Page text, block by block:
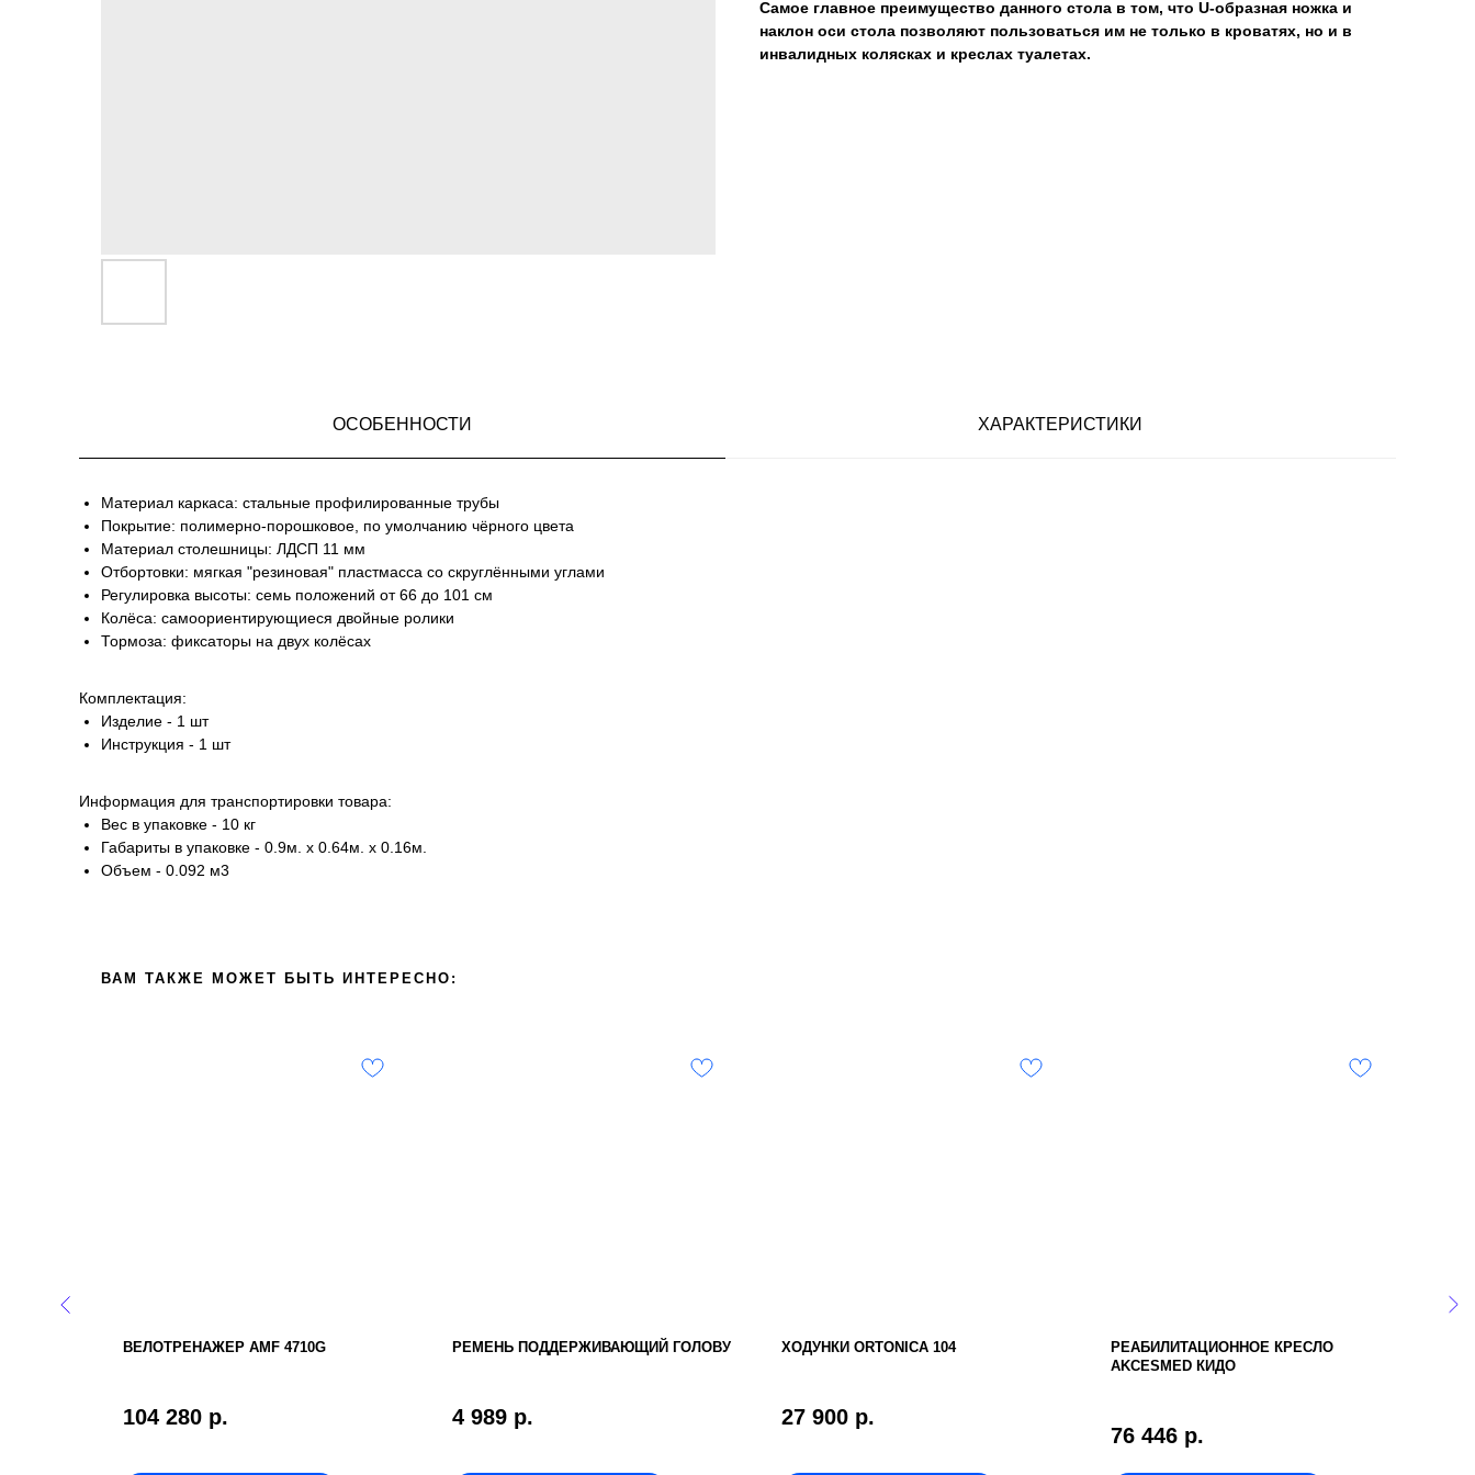
Самое главное преимущество данного стола в том, что U-образная ножка и
наклон оси стола позволяют пользоваться им не только в кроватях, но и в
инвалидных колясках и креслах туалетах.
ОСОБЕННОСТИ ХАРАКТЕРИСТИКИ
Материал каркаса: стальные профилированные трубы
Покрытие: полимерно-порошковое, по умолчанию чёрного цвета
Материал столешницы: ЛДСП 11 мм
Отбортовки: мягкая "резиновая" пластмасса со скруглёнными углами
Регулировка высоты: семь положений от 66 до 101 см
Колёса: самоориентирующиеся двойные ролики
Тормоза: фиксаторы на двух колёсах
Комплектация:
Изделие - 1 шт
Инструкция - 1 шт
Информация для транспортировки товара:
Вес в упаковке - 10 кг
Габариты в упаковке - 0.9м. x 0.64м. x 0.16м.
Объем - 0.092 м3
ВАМ ТАКЖЕ МОЖЕТ БЫТЬ ИНТЕРЕСНО:
ВЕЛОТРЕНАЖЕР AMF 4710G
104 280 р.
РЕМЕНЬ ПОДДЕРЖИВАЮЩИЙ ГОЛОВУ
4 989 р.
ХОДУНКИ ORTONICA 104
27 900 р.
РЕАБИЛИТАЦИОННОЕ КРЕСЛО
AKCESMED КИДО
76 446 р.